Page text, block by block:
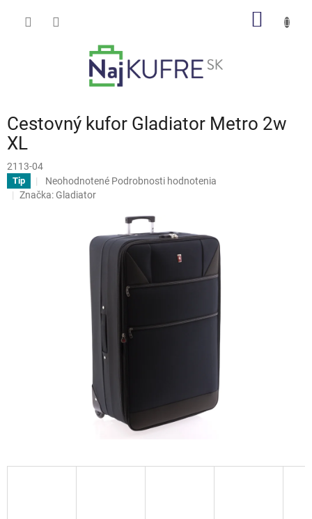
Cestovný kufor Gladiator Metro 2w
XL
2113-04
Tip
Priemerné
hodnotenie
Neohodnotené Podrobnosti hodnotenia
Značka: Gladiator